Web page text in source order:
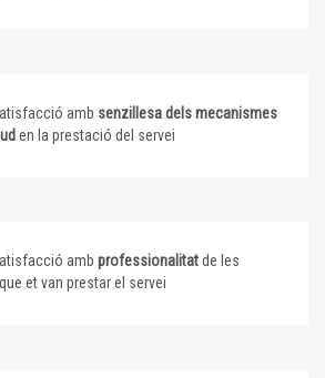
amb senzillesa dels mecanismes
en la prestació del servei
amb professionalitatde les
et van prestar el servei